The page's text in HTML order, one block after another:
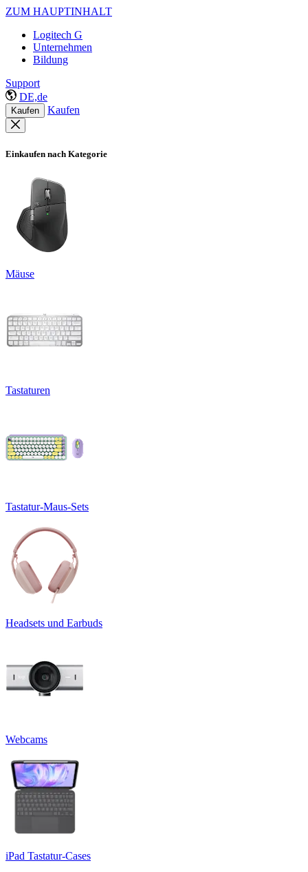
ZUM HAUPTINHALT
Logitech G
Unternehmen
Bildung
Support
DE,de
Kaufen Kaufen
Einkaufen nach Kategorie
Mäuse
Tastaturen
Tastatur-Maus-Sets
Headsets und Earbuds
Webcams
iPad Tastatur-Cases